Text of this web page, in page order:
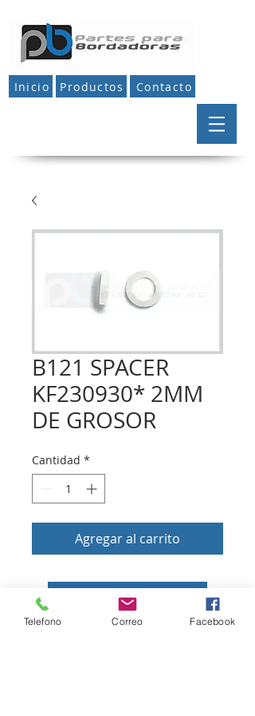
Inicio Productos Contacto
B121 SPACER
KF230930* 2MM
DE GROSOR
Cantidad *
Agregar al carrito
Volver a tienda
Telefono Correo Facebook